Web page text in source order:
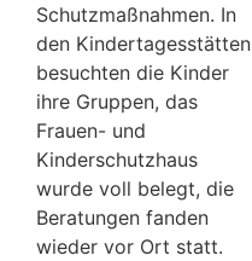
Schutzmaßnahmen. In
den Kindertagesstätten
besuchten die Kinder
ihre Gruppen, das
Frauen- und
Kinderschutzhaus
wurde voll belegt, die
Beratungen fanden
wieder vor Ort statt.